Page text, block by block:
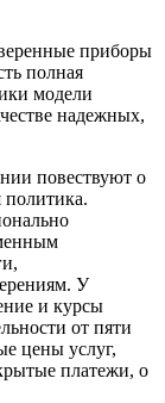
приборы
полная
модели
надежных,
повествуют о
политика.
У
и курсы
от пяти
цены услуг,
платежи, о